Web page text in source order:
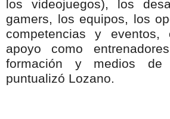
los videojuegos), los
gamers, los equipos, los
competencias y
apoyo como
formación y medios de
puntualizó Lozano.